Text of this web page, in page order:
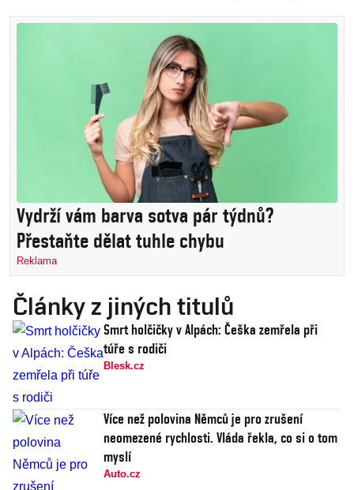
Vydrží vám barva sotva pár týdnů?
Přestaňte dělat tuhle chybu
Reklama
Články z jiných titulů
Smrt holčičky v Alpách: Češka zemřela při
túře s rodiči
Blesk.cz
Více než polovina Němců je pro zrušení
neomezené rychlosti. Vláda řekla, co si o tom
myslí
Auto.cz